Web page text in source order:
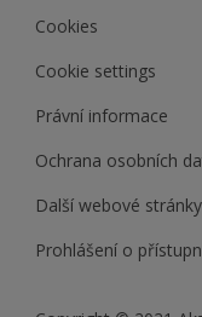
Cookies
Cookie settings
Právní informace
Ochrana osobních
Další webové
Prohlášení o